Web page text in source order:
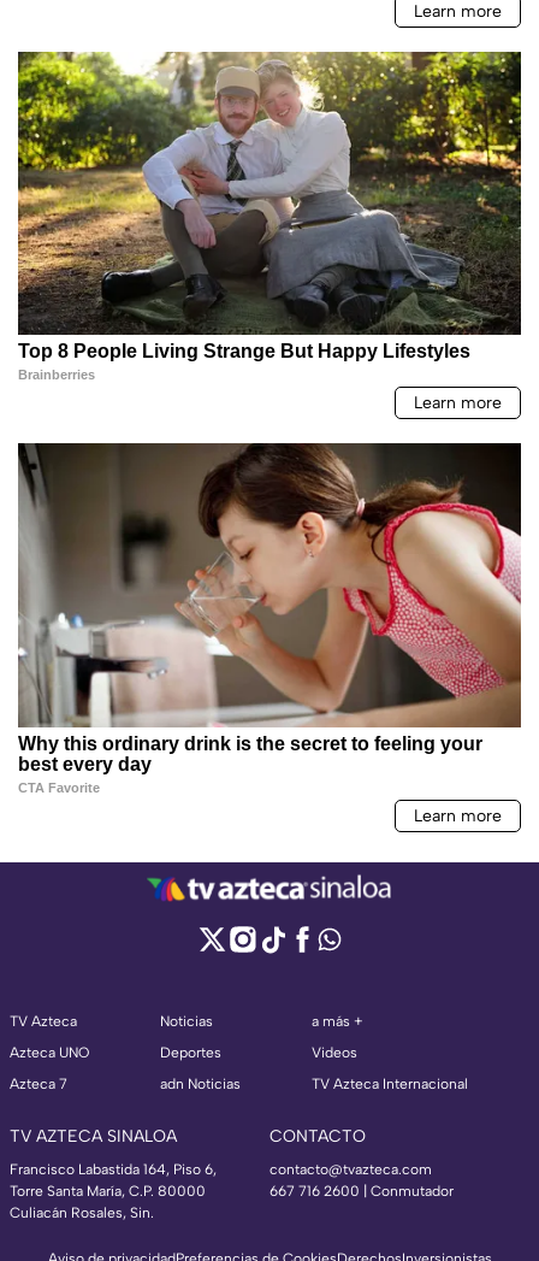
TV Azteca
Azteca UNO
Azteca 7
Noticias
Deportes
adn Noticias
a más +
Videos
TV Azteca Internacional
TV AZTECA SINALOA
Francisco Labastida 164, Piso 6,
Torre Santa María, C.P. 80000
Culiacán Rosales, Sin.
CONTACTO
contacto@tvazteca.com
667 716 2600 | Conmutador